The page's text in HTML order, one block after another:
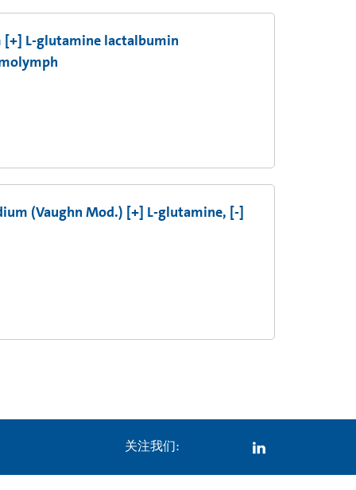
[+] L-glutamine lactalbumin
(Vaughn Mod.) [+] L-glutamine, [-]
关注我们: